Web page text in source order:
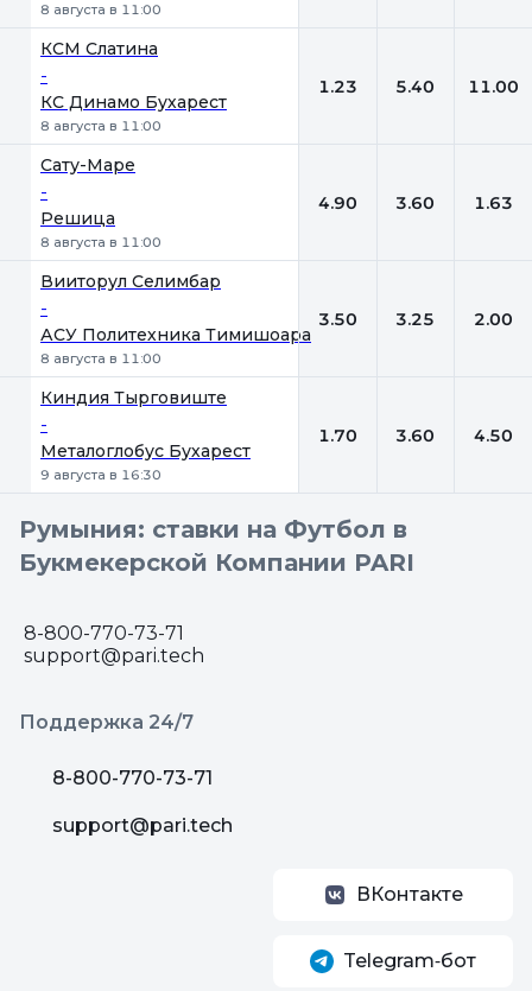
8 августа в 11:00
КСМ Слатина
-
КС Динамо Бухарест
8 августа в 11:00
1.23 5.40 11.00
Сату-Маре
-
Решица
8 августа в 11:00
4.90 3.60 1.63
Вииторул Селимбар
-
АСУ Политехника Тимишоара
8 августа в 11:00
3.50 3.25 2.00
Киндия Тырговиште
-
Металоглобус Бухарест
9 августа в 16:30
1.70 3.60 4.50
Румыния: ставки на Футбол в
Букмекерской Компании PARI
8-800-770-73-71
support@pari.tech
Поддержка 24/7
8-800-770-73-71
support@pari.tech
ВКонтакте
Telegram‑бот